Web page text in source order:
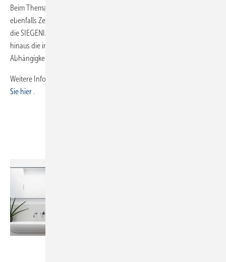
Beim Thema Nutzungskomfort setzt der AEROVITAL ambience smart
ebenfalls Zeichen, denn über sein WLAN-Modul lässt er sich zügig in
die SIEGENIA Comfort App einbinden. Raumkomfort bieten darüber
hinaus die integrierten Sensoren, die den Luftvolumenstrom in
Abhängigkeit von der jeweiligen Luftqualität regeln.
Weitere Infos und Produktfilme zum AEROVITAL ambience
Sie hier .